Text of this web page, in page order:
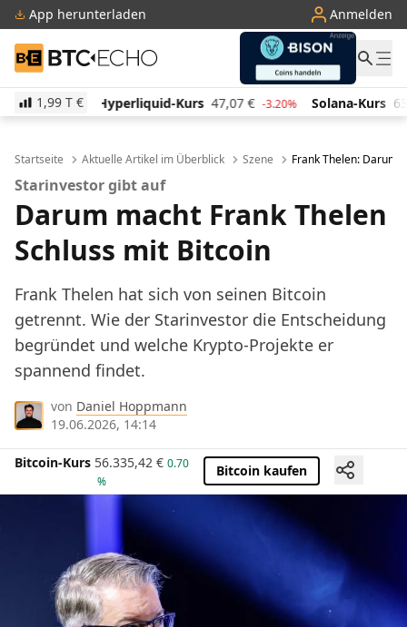
App herunterladen Anmelden
BTC-ECHO
1,99 T €
Kurs 47,07 € -3.20% Solana-Kurs 63,95 € 1.30% TRON-
Startseite Aktuelle Artikel im Überblick Szene Frank Thelen: Darum
Starinvestor gibt auf
Darum macht Frank Thelen
Schluss mit Bitcoin
Frank Thelen hat sich von seinen Bitcoin
getrennt. Wie der Starinvestor die Entscheidung
begründet und welche Krypto-Projekte er
spannend findet.
von Daniel Hoppmann
19.06.2026, 14:14
Bitcoin-Kurs 56.335,42 € 0.70
%
Bitcoin kaufen